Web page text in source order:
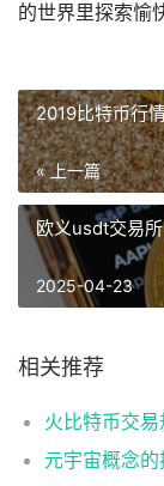
的世界里探索愉
2019比特币行
« 上一篇
欧义usdt交易
2025-04-23
相关推荐
火比特币交
元宇宙概念